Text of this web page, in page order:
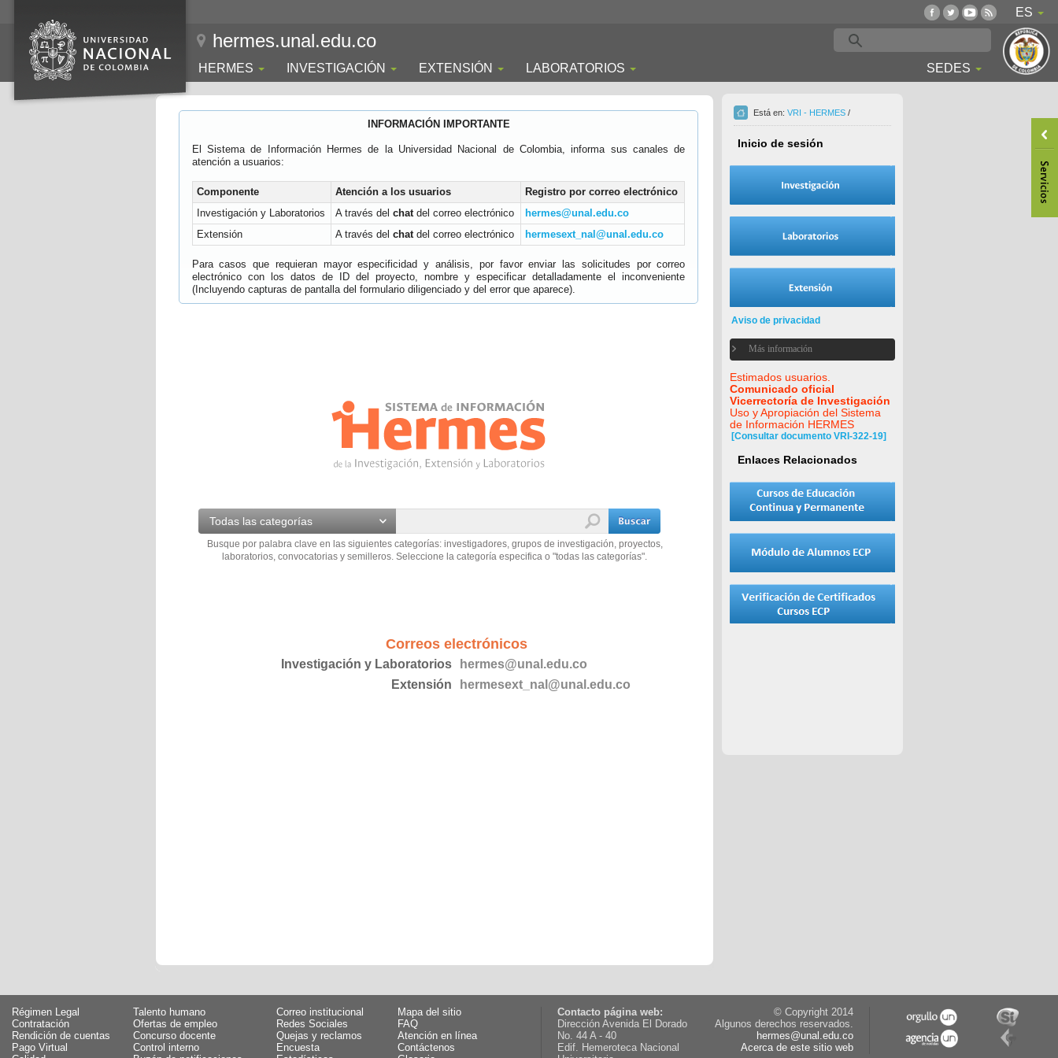
ES
hermes.unal.edu.co
HERMES INVESTIGACIÓN EXTENSIÓN LABORATORIOS SEDES
INFORMACIÓN IMPORTANTE
El Sistema de Información Hermes de la Universidad Nacional de Colombia, informa sus canales de
atención a usuarios:
Componente Atención a los usuarios
Registro por correo electrónico
Investigación y Laboratorios
A través del chatdel correo electrónico
hermes@unal.edu.co
Extensión
A través del chatdel correo electrónico hermesext_nal@unal.edu.co
Para casos que requieran mayor especificidad y análisis, por favor enviar las solicitudes por correo
electrónico con los datos de ID del proyecto, nombre y especificar detalladamente el inconveniente
(Incluyendo capturas de pantalla del formulario diligenciado y del error que aparece).
Todas las categorías
Busque por palabra clave en las siguientes categorías: investigadores, grupos de investigación, proyectos,
laboratorios, convocatorias y semilleros. Seleccione la categoría especifica o "todas las categorías".
Correos electrónicos
Investigación y Laboratorios
hermes@unal.edu.co
Extensión
hermesext_nal@unal.edu.co
Está en: VRI - HERMES /
Inicio de sesión
Aviso de privacidad
Más información
Estimados usuarios.
Comunicado oficial
Vicerrectoría de Investigación
Uso y Apropiación del Sistema
de Información HERMES
[Consultar documento VRI-322-19]
Enlaces Relacionados
Régimen Legal
Talento humano
Contratación
Ofertas de empleo
Rendición de cuentas
Concurso docente
Pago Virtual
Control interno
Correo institucional
Mapa del sitio
Redes Sociales
FAQ
Quejas y reclamos
Atención en línea
Encuesta
Contáctenos
Contacto página web:
Dirección Avenida El Dorado
No. 44 A - 40
Edif. Hemeroteca Nacional
© Copyright 2014
Algunos derechos reservados.
hermes@unal.edu.co
Acerca de este sitio web